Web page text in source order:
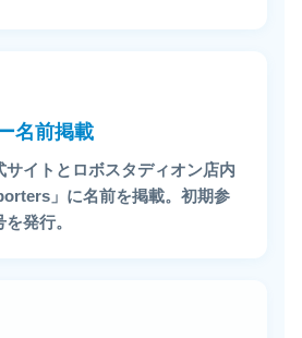
名前掲載
サイトとロボスタディオン店内
」に名前を掲載。初期参
発行。